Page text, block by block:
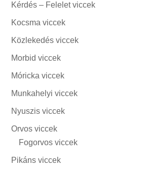
Kérdés – Felelet viccek
Kocsma viccek
Közlekedés viccek
Morbid viccek
Móricka viccek
Munkahelyi viccek
Nyuszis viccek
Orvos viccek
Fogorvos viccek
Pikáns viccek